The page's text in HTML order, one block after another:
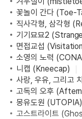
꽃놀이 간다 (Toe-
직사각형, 삼각형
기기묘묘2
면접교섭
소영의 노력
니캡 (Kneecap)
사랑, 우유, 그리고
고독의 오후
몽유도원 (UTOPIA)
고스트라이트